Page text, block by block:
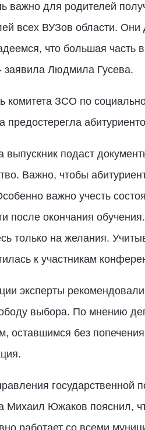
важно для родителей
всех ВУЗов области.
что большая часть
заявила Людмила Гусева.
комитета ЗСО по
предостерегла
выпускник подаст
Важно, чтобы
важно учесть
после окончания
только на желания.
к участникам
эксперты
выбора. По мнению
оставшимся без
государственной
Михаил Южаков пояснил,
работает со всеми